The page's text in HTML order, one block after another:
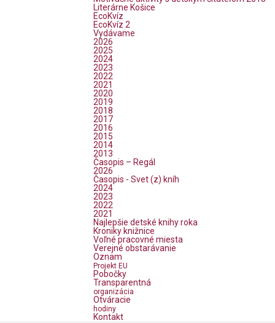
Literárne Košice
EcoKvíz
EcoKvíz 2
Vydávame
2026
2025
2024
2023
2022
2021
2020
2019
2018
2017
2016
2015
2014
2013
Časopis – Regál
2026
Časopis - Svet (z) kníh
2024
2023
2022
2021
Najlepšie detské knihy roka
Kroniky knižnice
Voľné pracovné miesta
Verejné obstarávanie
Oznam
Projekt EU
Pobočky
Transparentná
organizácia
Otváracie
hodiny
Kontakt